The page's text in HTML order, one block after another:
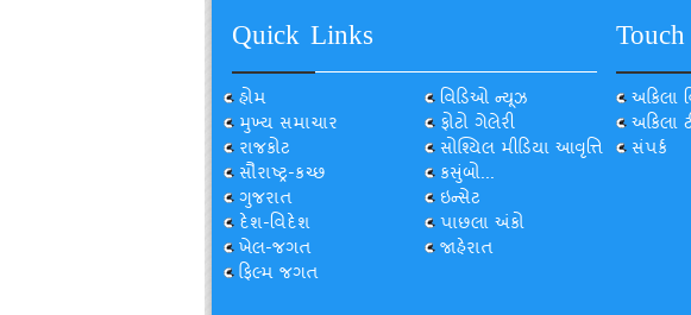
Quick Links
હોમ
મુખ્ય સમાચાર
રાજકોટ
સૌરાષ્ટ્ર-કચ્છ
ગુજરાત
દેશ-વિદેશ
ખેલ-જગત
ફિલ્મ જગત
વિડિઓ ન્યૂઝ
ફોટો ગેલેરી
સોશ્યિલ મીડિયા આવૃત્તિ
કસુંબો...
ઇન્સેટ
પાછલા અંકો
જાહેરાત
અકિલા
અકિલા
સંપર્ક